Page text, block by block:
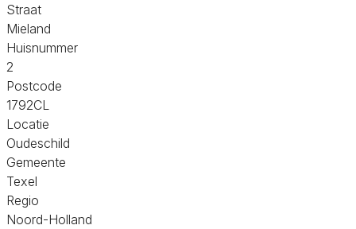
Straat
Mieland
Huisnummer
2
Postcode
1792CL
Locatie
Oudeschild
Gemeente
Texel
Regio
Noord-Holland